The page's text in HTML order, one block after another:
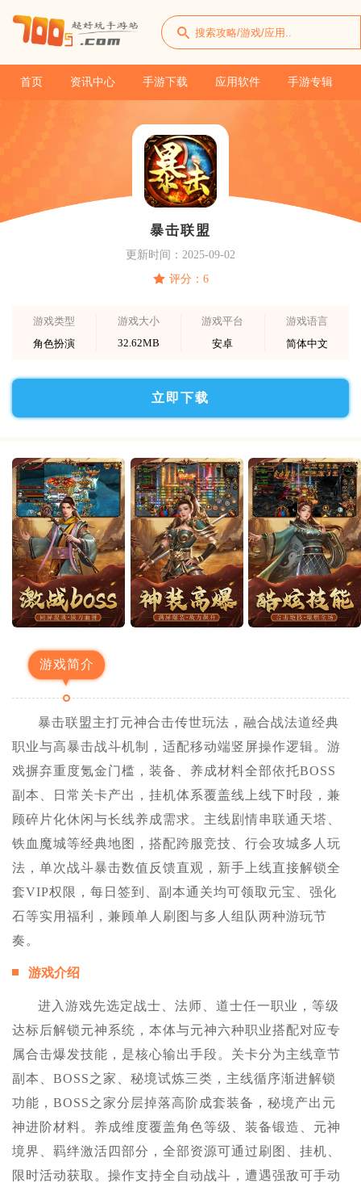
首页 资讯中心 手游下载 应用软件 手游专辑
暴击联盟
更新时间：2025-09-02
评分：6
游戏类型
角色扮演
游戏大小
32.62MB
游戏平台
安卓
游戏语言
简体中文
立即下载
游戏简介
暴击联盟主打元神合击传世玩法，融合战法道经典
职业与高暴击战斗机制，适配移动端竖屏操作逻辑。游
戏摒弃重度氪金门槛，装备、养成材料全部依托BOSS
副本、日常关卡产出，挂机体系覆盖线上线下时段，兼
顾碎片化休闲与长线养成需求。主线剧情串联通天塔、
铁血魔城等经典地图，搭配跨服竞技、行会攻城多人玩
法，单次战斗暴击数值反馈直观，新手上线直接解锁全
套VIP权限，每日签到、副本通关均可领取元宝、强化
石等实用福利，兼顾单人刷图与多人组队两种游玩节
奏。
游戏介绍
进入游戏先选定战士、法师、道士任一职业，等级
达标后解锁元神系统，本体与元神六种职业搭配对应专
属合击爆发技能，是核心输出手段。关卡分为主线章节
副本、BOSS之家、秘境试炼三类，主线循序渐进解锁
功能，BOSS之家分层掉落高阶成套装备，秘境产出元
神进阶材料。养成维度覆盖角色等级、装备锻造、元神
境界、羁绊激活四部分，全部资源可通过刷图、挂机、
限时活动获取。操作支持全自动战斗，遭遇强敌可手动